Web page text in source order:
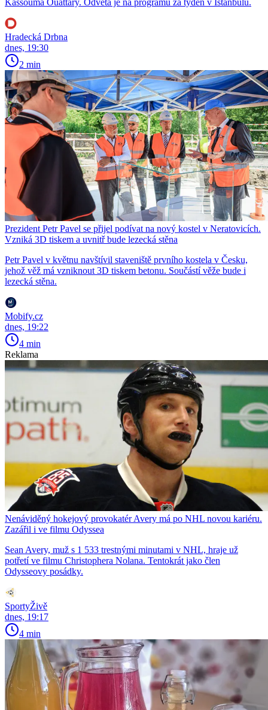
Hradecká Drbna
dnes, 19:30
2 min
Prezident Petr Pavel se přijel podívat na nový kostel v Neratovicích.
Vzniká 3D tiskem a uvnitř bude lezecká stěna
Petr Pavel v květnu navštívil staveniště prvního kostela v Česku,
jehož věž má vzniknout 3D tiskem betonu. Součástí věže bude i
lezecká stěna.
Mobify.cz
dnes, 19:22
4 min
Reklama
Nenáviděný hokejový provokatér Avery má po NHL novou kariéru.
Zazářil i ve filmu Odyssea
Sean Avery, muž s 1 533 trestnými minutami v NHL, hraje už
potřetí ve filmu Christophera Nolana. Tentokrát jako člen
Odysseovy posádky.
SportyŽivě
dnes, 19:17
4 min